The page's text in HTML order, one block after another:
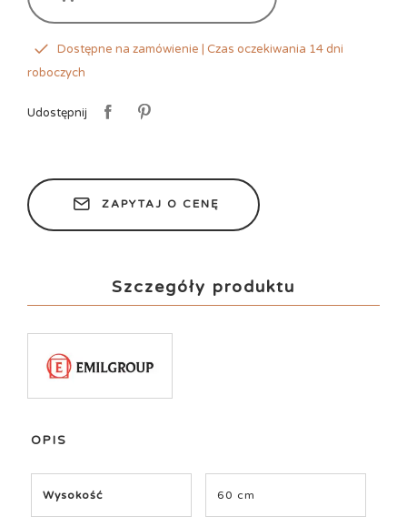
Dostępne na zamówienie | Czas oczekiwania 14 dni
roboczych
Udostępnij
ZAPYTAJ O CENĘ
Szczegóły produktu
OPIS
Wysokość 60 cm